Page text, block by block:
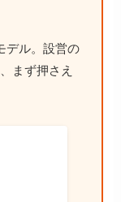
デル。設営の
まず押さえ